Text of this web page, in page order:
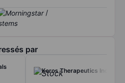
/
par
Keros Therapeutics Inc.